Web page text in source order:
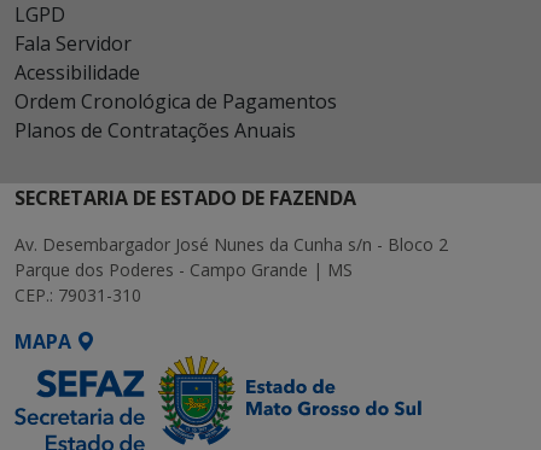
LGPD
Fala Servidor
Acessibilidade
Ordem Cronológica de Pagamentos
Planos de Contratações Anuais
SECRETARIA DE ESTADO DE FAZENDA
Av. Desembargador José Nunes da Cunha s/n - Bloco 2
Parque dos Poderes - Campo Grande | MS
CEP.: 79031-310
MAPA